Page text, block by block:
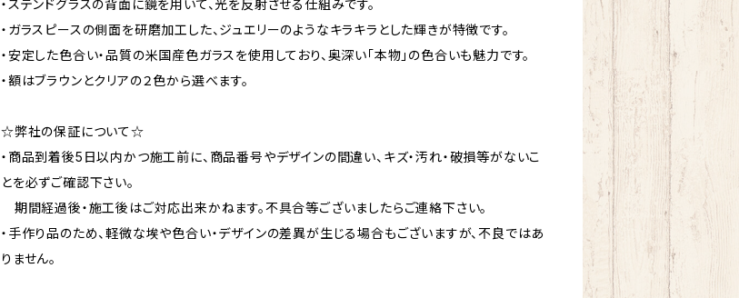
・ステンドグラスの背面に鏡を用いて、光を反射させる仕組みです。
・ガラスピースの側面を研磨加工した、ジュエリーのようなキラキラとした輝きが特徴です。
・安定した色合い・品質の米国産色ガラスを使用しており、奥深い「本物」の色合いも魅力です。
・額はブラウンとクリアの２色から選べます。
☆弊社の保証について☆
・商品到着後5日以内かつ施工前に、商品番号やデザインの間違い、キズ・汚れ・破損等がないこ
とを必ずご確認下さい。
期間経過後・施工後はご対応出来かねます。不具合等ございましたらご連絡下さい。
・手作り品のため、軽微な埃や色合い・デザインの差異が生じる場合もございますが、不良ではあ
りません。